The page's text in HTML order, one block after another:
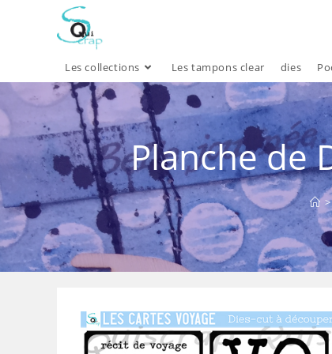
Les collections Les tampons clear dies
Planche de
>